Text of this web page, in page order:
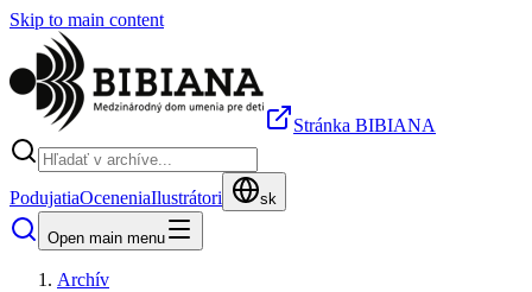
Skip to main content
Stránka BIBIANA
PodujatiaOceneniaIlustrátori sk
Open main menu
Archív